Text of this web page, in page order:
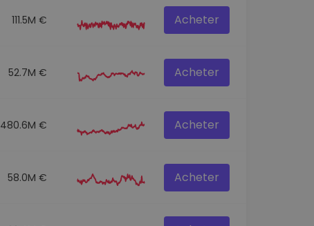
111.5M € Acheter
52.7M € Acheter
480.6M € Acheter
58.0M € Acheter